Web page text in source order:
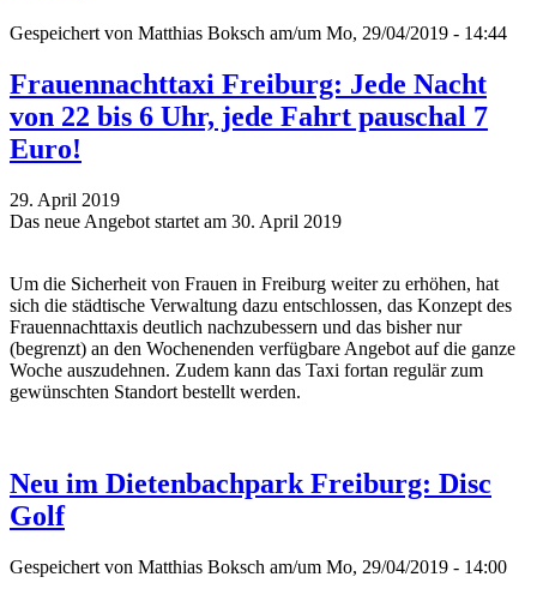
Gespeichert von Matthias Boksch am/um Mo, 29/04/2019 - 14:44
Frauennachttaxi Freiburg: Jede Nacht
von 22 bis 6 Uhr, jede Fahrt pauschal 7
Euro!
29. April 2019
Das neue Angebot startet am 30. April 2019
Um die Sicherheit von Frauen in Freiburg weiter zu erhöhen, hat
sich die städtische Verwaltung dazu entschlossen, das Konzept des
Frauennachttaxis deutlich nachzubessern und das bisher nur
(begrenzt) an den Wochenenden verfügbare Angebot auf die ganze
Woche auszudehnen. Zudem kann das Taxi fortan regulär zum
gewünschten Standort bestellt werden.
Neu im Dietenbachpark Freiburg: Disc
Golf
Gespeichert von Matthias Boksch am/um Mo, 29/04/2019 - 14:00